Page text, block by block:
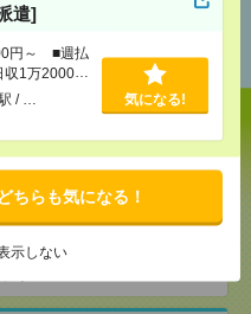
遣]
円～ ■週払
1万2000円
/ … 気になる!
どちらも気になる！
示しない
の
円相当プレゼント】生
■週払い